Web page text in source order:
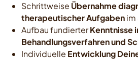
Schrittweise Übernahme
therapeutischer Aufgabenim
Aufbau fundierterKenntnisse
Behandlungsverfahren und
Individuelle Entwicklung